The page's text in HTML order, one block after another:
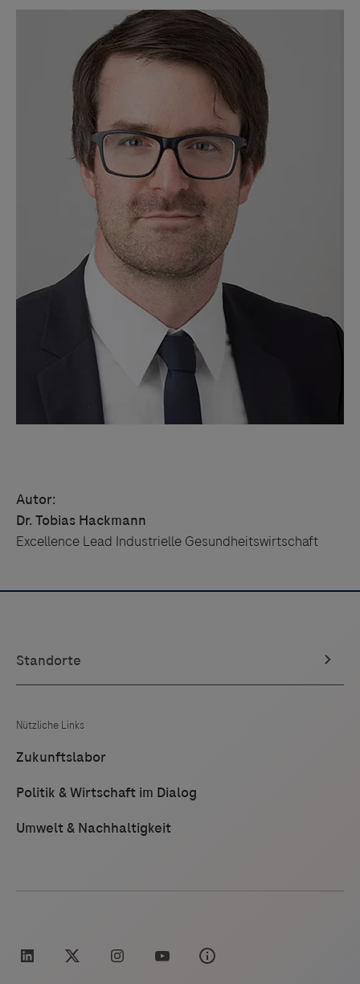
Autor:
Dr. Tobias Hackmann
Excellence Lead Industrielle Gesundheitswirtschaft